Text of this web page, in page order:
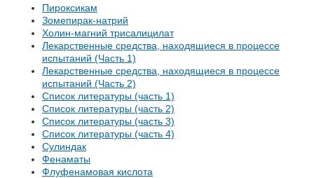
Пироксикам
Зомепирак-натрий
Холин-магний трисалицилат
Лекарственные средства, находящиеся в процессе
испытаний (Часть 1)
Лекарственные средства, находящиеся в процессе
испытаний (Часть 2)
Список литературы (часть 1)
Список литературы (часть 2)
Список литературы (часть 3)
Список литературы (часть 4)
Сулиндак
Фенаматы
Флуфенамовая кислота